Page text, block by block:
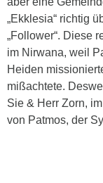
„Ekklesia“ richtig
„Follower“. Diese
im Nirwana, weil
Heiden
mißachtete.
Sie & Herr Zorn,
von Patmos, der